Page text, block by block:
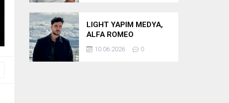
LIGHT YAPIM MEDYA,
ALFA ROMEO
BULUŞMASININ
PRODÜKSİYONUNU
10.06.2026 0